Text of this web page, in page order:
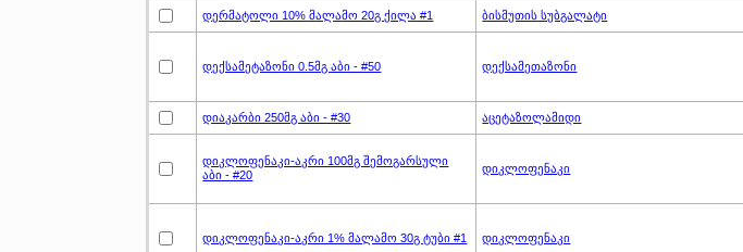
დერმატოლი 10% მალამო 20გ ქილა #1 ბისმუთის სუბგალატი
დექსამეტაზონი 0.5მგ აბი - #50 დექსამეთაზონი
დიაკარბი 250მგ აბი - #30 აცეტაზოლამიდი
დიკლოფენაკი-აკრი 100მგ შემოგარსული
აბი - #20
დიკლოფენაკი
დიკლოფენაკი-აკრი 1% მალამო 30გ ტუბი #1 დიკლოფენაკი